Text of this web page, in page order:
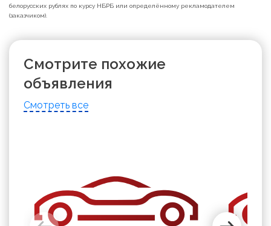
белорусских рублях по курсу НБРБ или определённому рекламодателем
(заказчиком).
Смотрите похожие
объявления
Смотреть все